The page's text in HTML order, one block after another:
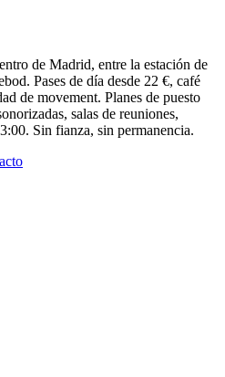
de Madrid, entre la estación de
Pases de día desde 22 €, café
de movement. Planes de puesto
salas de reuniones,
Sin fianza, sin permanencia.